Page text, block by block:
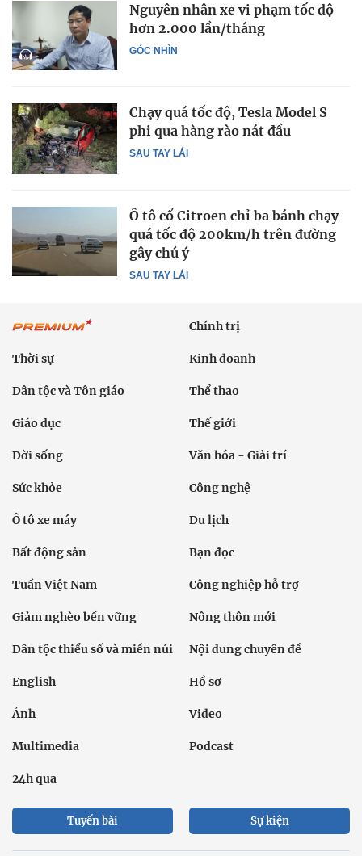
GÓC NHÌN
Nguyên nhân xe vi phạm tốc độ
hơn 2.000 lần/tháng
SAU TAY LÁI
Chạy quá tốc độ, Tesla Model S
phi qua hàng rào nát đầu
SAU TAY LÁI
Ô tô cổ Citroen chỉ ba bánh chạy
quá tốc độ 200km/h trên đường
gây chú ý
Chính trị
Thời sự Kinh doanh
Dân tộc và Tôn giáo Thể thao
Giáo dục Thế giới
Đời sống Văn hóa - Giải trí
Sức khỏe Công nghệ
Ô tô xe máy Du lịch
Bất động sản Bạn đọc
Tuần Việt Nam Công nghiệp hỗ trợ
Giảm nghèo bền vững Nông thôn mới
Dân tộc thiểu số và miền núi Nội dung chuyên đề
English Hồ sơ
Ảnh Video
Multimedia Podcast
24h qua
Tuyến bài Sự kiện